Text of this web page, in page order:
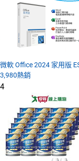
微軟 Office 2024 家用版
3,980熱銷
4